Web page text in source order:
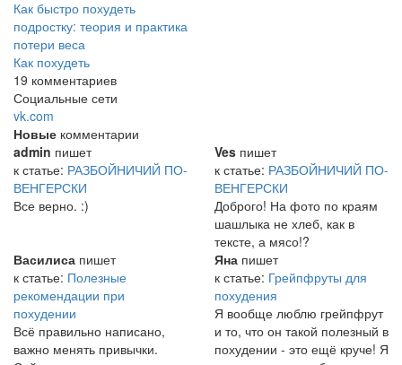
Как быстро похудеть
подростку: теория и практика
потери веса
Как похудеть
19 комментариев
Социальные сети
vk.com
Новые комментарии
admin пишет
к статье: РАЗБОЙНИЧИЙ ПО-
ВЕНГЕРСКИ
Все верно. :)
Ves пишет
к статье: РАЗБОЙНИЧИЙ ПО-
ВЕНГЕРСКИ
Доброго! На фото по краям
шашлыка не хлеб, как в
тексте, а мясо!?
Василиса пишет
к статье: Полезные
рекомендации при
похудении
Всё правильно написано,
важно менять привычки.
Яна пишет
к статье: Грейпфруты для
похудения
Я вообще люблю грейпфрут
и то, что он такой полезный в
похудении - это ещё круче! Я